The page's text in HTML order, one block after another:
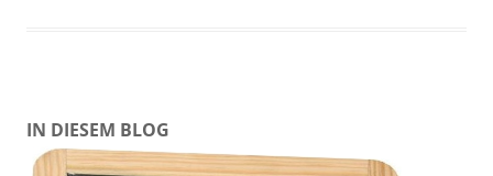
IN DIESEM BLOG